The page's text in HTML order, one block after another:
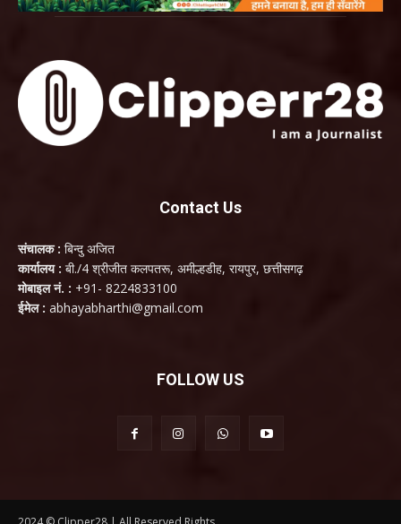
Contact Us
संचालक : बिन्दु अजित
कार्यालय : बी./4 श्रीजीत कलपतरू, अमील्हडीह, रायपुर, छत्तीसगढ़
मोबाइल नं. : +91- 8224833100
ईमेल : abhayabharthi@gmail.com
FOLLOW US